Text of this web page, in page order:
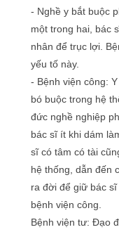
- Nghề y bắt buộc
một trong hai, bác
nhân để trục lợi.
yếu tố này.
- Bệnh viện công:
bó buộc trong hệ
đức nghề nghiệp
bác sĩ ít khi dám
sĩ có tâm có tài
hệ thống, dẫn đến
ra đời để giữ bác
bệnh viện công.
Bệnh viện tư: Đạo